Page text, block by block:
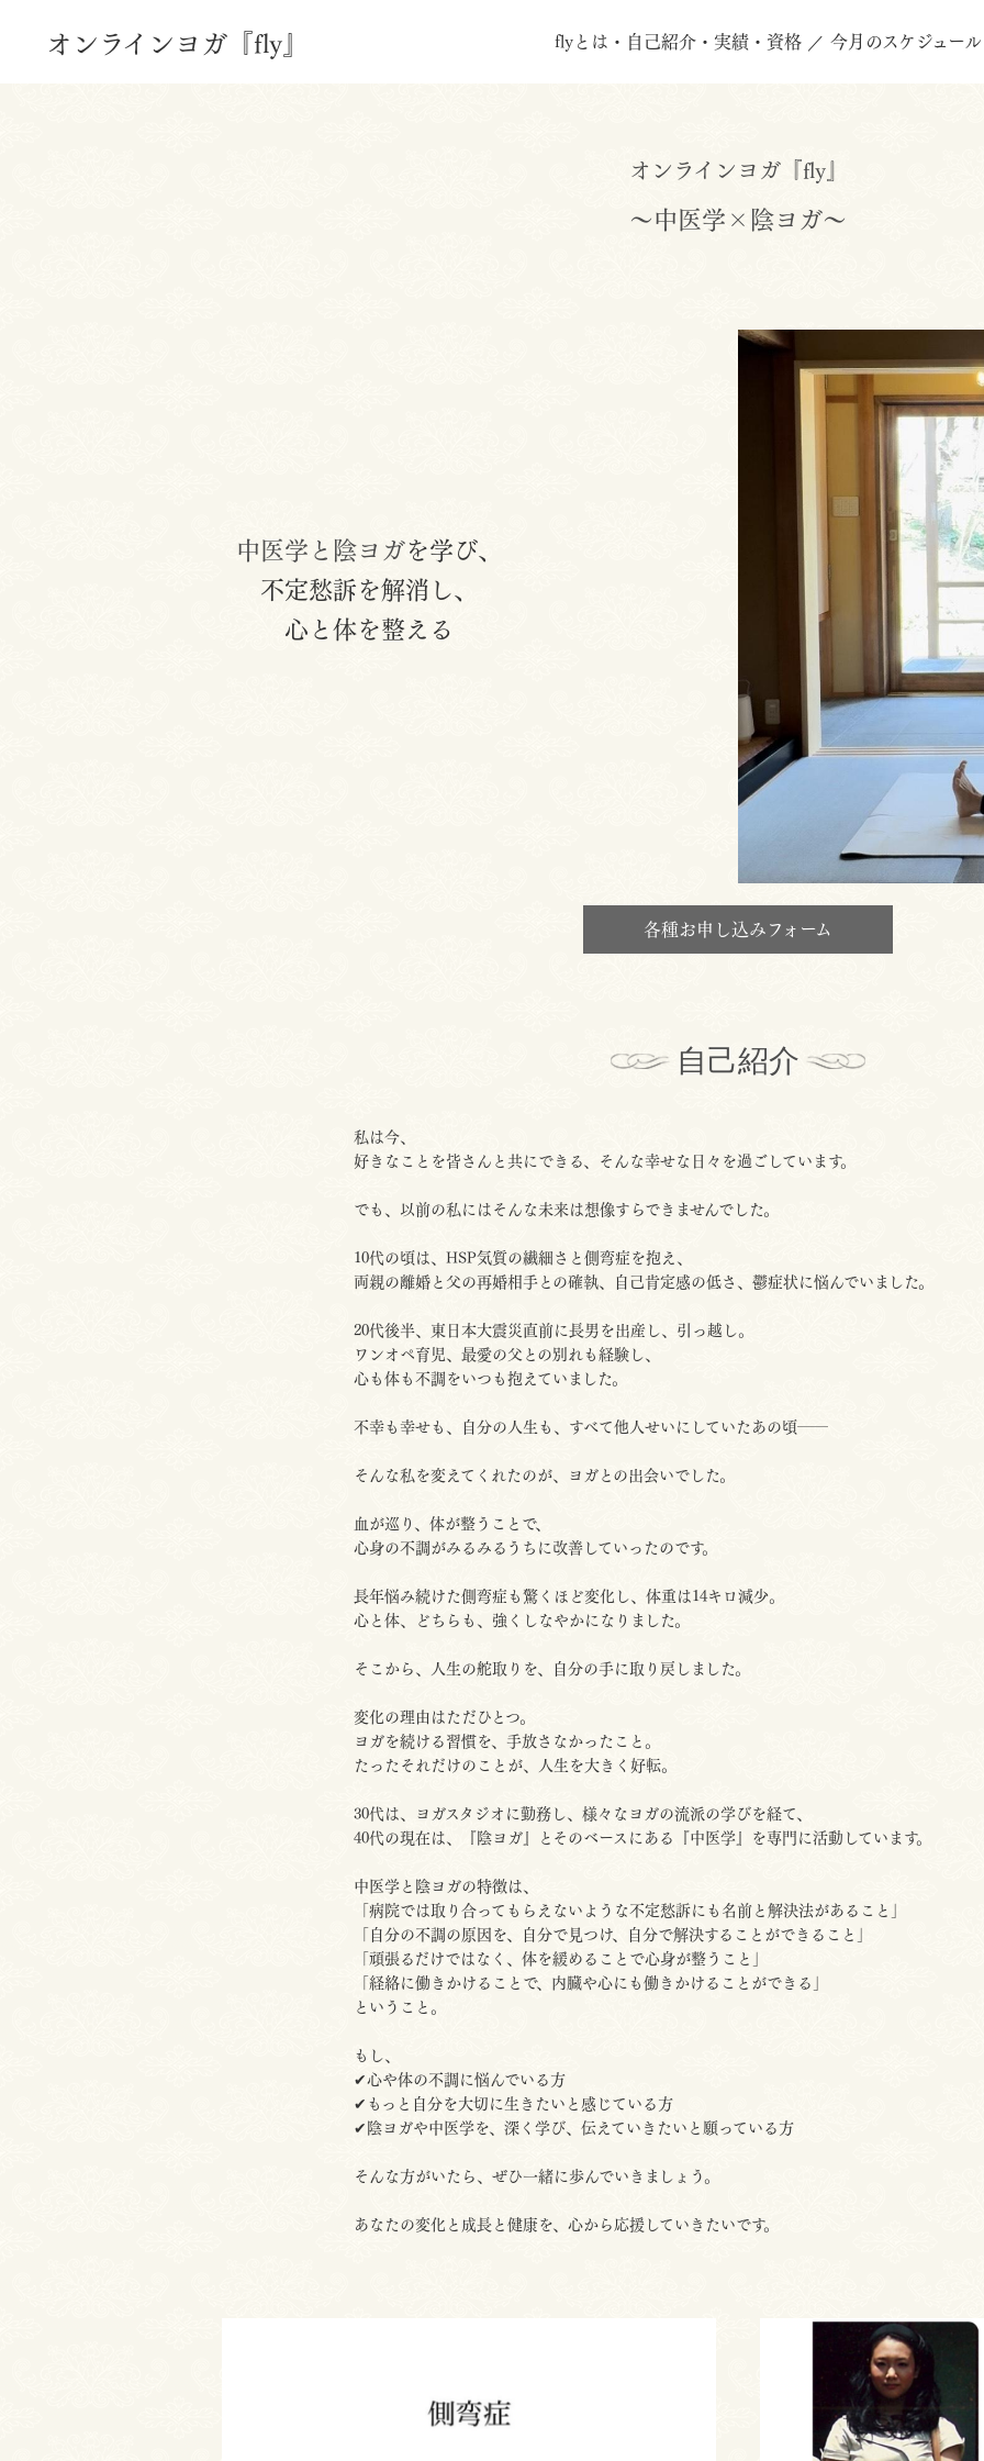
オンラインヨガ『fly』 flyとは・自己紹介・実績・資格 今月のスケジュール
オンラインヨガ『fly』
～中医学×陰ヨガ～
中医学と陰ヨガを学び、
不定愁訴を解消し、
心と体を整える
各種お申し込みフォーム
自己紹介
私は今、
好きなことを皆さんと共にできる、そんな幸せな日々を過ごしています。
でも、以前の私にはそんな未来は想像すらできませんでした。
10代の頃は、HSP気質の繊細さと側弯症を抱え、
両親の離婚と父の再婚相手との確執、自己肯定感の低さ、鬱症状に悩んでいました。
20代後半、東日本大震災直前に長男を出産し、引っ越し。
ワンオペ育児、最愛の父との別れも経験し、
心も体も不調をいつも抱えていました。
不幸も幸せも、自分の人生も、すべて他人せいにしていたあの頃――
そんな私を変えてくれたのが、ヨガとの出会いでした。
血が巡り、体が整うことで、
心身の不調がみるみるうちに改善していったのです。
長年悩み続けた側弯症も驚くほど変化し、体重は14キロ減少。
心と体、どちらも、強くしなやかになりました。
そこから、人生の舵取りを、自分の手に取り戻しました。
変化の理由はただひとつ。
ヨガを続ける習慣を、手放さなかったこと。
たったそれだけのことが、人生を大きく好転。
30代は、ヨガスタジオに勤務し、様々なヨガの流派の学びを経て、
40代の現在は、『陰ヨガ』とそのベースにある『中医学』を専門に活動しています。
中医学と陰ヨガの特徴は、
「病院では取り合ってもらえないような不定愁訴にも名前と解決法があること」
「自分の不調の原因を、自分で見つけ、自分で解決することができること」
「頑張るだけではなく、体を緩めることで心身が整うこと」
「経絡に働きかけることで、内臓や心にも働きかけることができる」
ということ。
もし、
✔心や体の不調に悩んでいる方
✔もっと自分を大切に生きたいと感じている方
✔陰ヨガや中医学を、深く学び、伝えていきたいと願っている方
そんな方がいたら、ぜひ一緒に歩んでいきましょう。
あなたの変化と成長と健康を、心から応援していきたいです。